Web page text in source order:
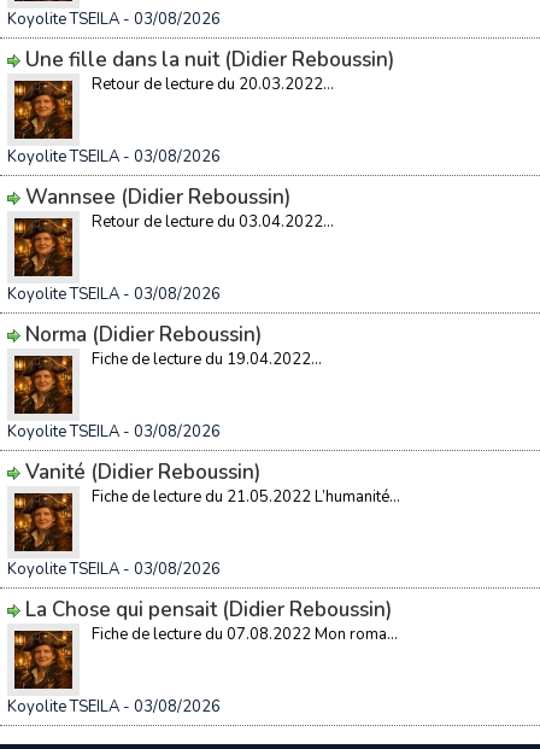
Koyolite TSEILA - 03/08/2026
Une fille dans la nuit (Didier Reboussin)
Retour de lecture du 20.03.2022...
Koyolite TSEILA - 03/08/2026
Wannsee (Didier Reboussin)
Retour de lecture du 03.04.2022...
Koyolite TSEILA - 03/08/2026
Norma (Didier Reboussin)
Fiche de lecture du 19.04.2022...
Koyolite TSEILA - 03/08/2026
Vanité (Didier Reboussin)
Fiche de lecture du 21.05.2022 L’humanité...
Koyolite TSEILA - 03/08/2026
La Chose qui pensait (Didier Reboussin)
Fiche de lecture du 07.08.2022 Mon roma...
Koyolite TSEILA - 03/08/2026